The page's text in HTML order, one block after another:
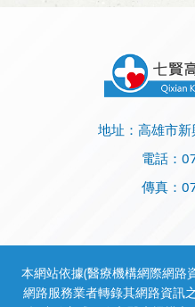
地址：高雄市
電話：
傳真：
本網站依據(醫療機構網際網路
網路服務業者轉錄其網路資訊